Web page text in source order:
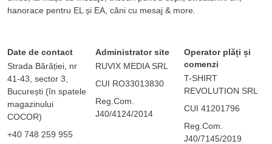
hanorace pentru EL și EA, căni cu mesaj & more.
Date de contact
Strada Bărăției, nr
41-43, sector 3,
București (în spatele
magazinului
COCOR)
+40 748 259 955
Administrator site
RUVIX MEDIA SRL
CUI RO33013830
Reg.Com.
J40/4124/2014
Operator plăți și
comenzi
T-SHIRT
REVOLUTION SRL
CUI 41201796
Reg.Com.
J40/7145/2019